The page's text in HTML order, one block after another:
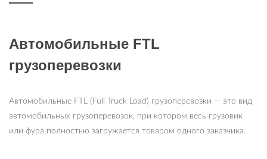
Автомобильные FTL
грузоперевозки
Автомобильные FTL (Full Truck Load) грузоперевозки — это вид
автомобильных грузоперевозок, при котором весь грузовик
или фура полностью загружается товаром одного заказчика.